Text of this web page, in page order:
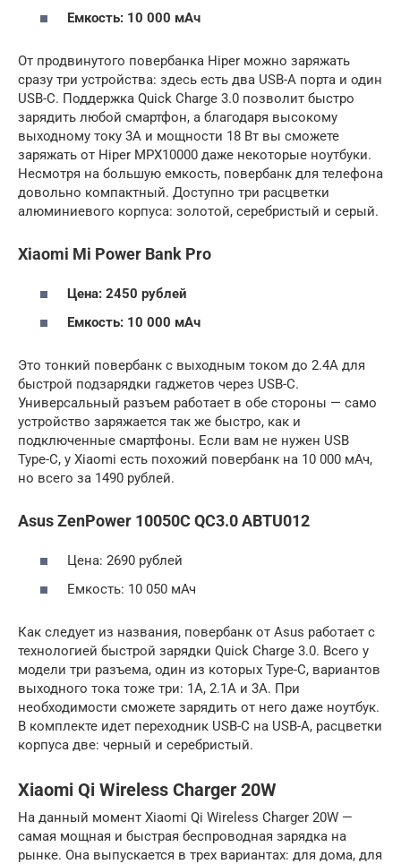
Емкость: 10 000 мАч
От продвинутого повербанка Hiper можно заряжать
сразу три устройства: здесь есть два USB-A порта и один
USB-C. Поддержка Quick Charge 3.0 позволит быстро
зарядить любой смартфон, а благодаря высокому
выходному току 3А и мощности 18 Вт вы сможете
заряжать от Hiper MPX10000 даже некоторые ноутбуки.
Несмотря на большую емкость, повербанк для телефона
довольно компактный. Доступно три расцветки
алюминиевого корпуса: золотой, серебристый и серый.
Xiaomi Mi Power Bank Pro
Цена: 2450 рублей
Емкость: 10 000 мАч
Это тонкий повербанк с выходным током до 2.4A для
быстрой подзарядки гаджетов через USB-C.
Универсальный разъем работает в обе стороны — само
устройство заряжается так же быстро, как и
подключенные смартфоны. Если вам не нужен USB
Type-C, у Xiaomi есть похожий повербанк на 10 000 мАч,
но всего за 1490 рублей.
Asus ZenPower 10050С QC3.0 ABTU012
Цена: 2690 рублей
Емкость: 10 050 мАч
Как следует из названия, повербанк от Asus работает с
технологией быстрой зарядки Quick Charge 3.0. Всего у
модели три разъема, один из которых Type-C, вариантов
выходного тока тоже три: 1А, 2.1А и 3А. При
необходимости сможете зарядить от него даже ноутбук.
В комплекте идет переходник USB-C на USB-A, расцветки
корпуса две: черный и серебристый.
Xiaomi Qi Wireless Charger 20W
На данный момент Xiaomi Qi Wireless Charger 20W —
самая мощная и быстрая беспроводная зарядка на
рынке. Она выпускается в трех вариантах: для дома, для